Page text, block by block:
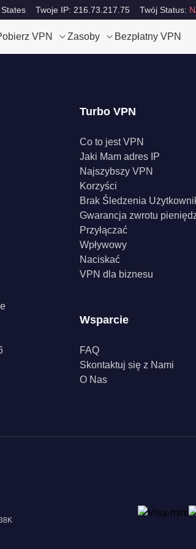
Twoje IP: 216.73.217.75 Twój Status:
VPN Zasoby Bezpłatny VPN
Turbo VPN
Co to jest VPN
Jaki Mam adres IP
Najszybszy VPN
Korzyści
Brak Śledzenia
Gwarancja zwrotu
Przyłączać
Wpływowy
Naciskać
VPN dla biznesu
Wsparcie
FAQ
Skontaktuj się z Nami
O Nas